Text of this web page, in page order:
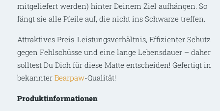
mitgeliefert werden) hinter Deinem Ziel aufhängen. So
fängt sie alle Pfeile auf, die nicht ins Schwarze treffen.
Attraktives Preis-Leistungsverhältnis, Effizienter Schutz
gegen Fehlschüsse und eine lange Lebensdauer – daher
solltest Du Dich für diese Matte entscheiden! Gefertigt in
bekannter Bearpaw-Qualität!
Produktinformationen: